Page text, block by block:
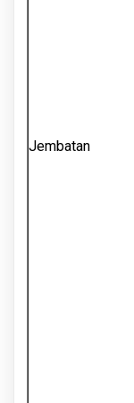
Jembatan